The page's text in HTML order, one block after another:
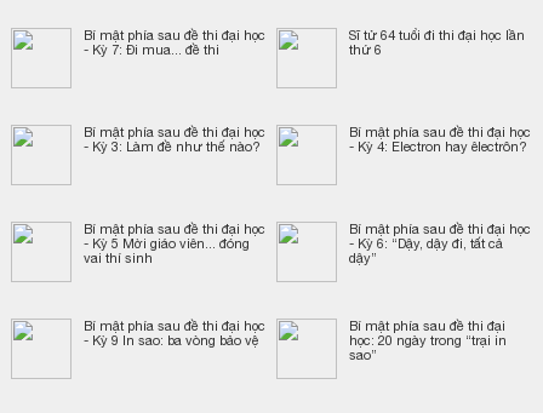
Bí mật phía sau đề thi đại học
- Kỳ 7: Đi mua... đề thi
Sĩ tử 64 tuổi đi thi đại học lần
thứ 6
Bí mật phía sau đề thi đại học
- Kỳ 3: Làm đề như thế nào?
Bí mật phía sau đề thi đại học
- Kỳ 4: Electron hay êlectrôn?
Bí mật phía sau đề thi đại học
- Kỳ 5 Mời giáo viên... đóng
vai thí sinh
Bí mật phía sau đề thi đại học
- Kỳ 6: “Dậy, dậy đi, tất cả
dậy”
Bí mật phía sau đề thi đại học
- Kỳ 9 In sao: ba vòng bảo vệ
Bí mật phía sau đề thi đại
học: 20 ngày trong “trại in
sao”